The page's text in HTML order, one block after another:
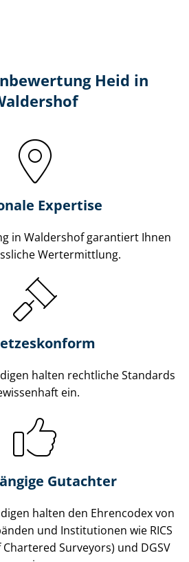
Heid in
Expertise
in Waldershof garantiert Ihnen
Wertermittlung.
halten rechtliche Standards
ein.
Gutachter
halten den Ehrencodex von
und Institutionen wie RICS
Surveyors) und DGSV